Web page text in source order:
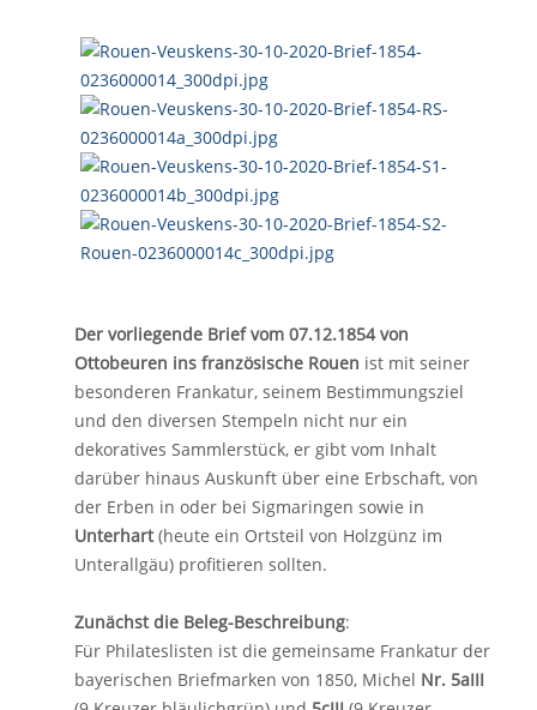
Der vorliegende Brief vom 07.12.1854 von
Ottobeuren ins französische Rouen ist mit seiner
besonderen Frankatur, seinem Bestimmungsziel
und den diversen Stempeln nicht nur ein
dekoratives Sammlerstück, er gibt vom Inhalt
darüber hinaus Auskunft über eine Erbschaft, von
der Erben in oder bei Sigmaringen sowie in
Unterhart(heute ein Ortsteil von Holzgünz im
Unterallgäu) profitieren sollten.
Zunächst die Beleg-Beschreibung:
Für Philateslisten ist die gemeinsame Frankatur der
bayerischen Briefmarken von 1850, Michel Nr. 5aIII